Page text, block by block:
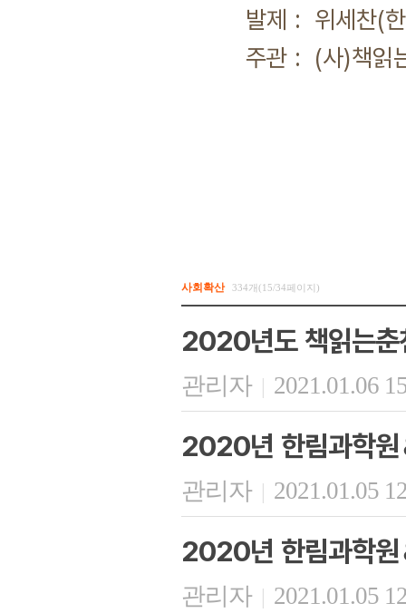
발제 : 위세찬(한
주관 : (사)책읽는
사회확산 334개(15/34페이지)
2020년도 책읽는춘
관리자 | 2021.01.06
2020년 한림과학원
관리자 | 2021.01.05
2020년 한림과학원
관리자 | 2021.01.05